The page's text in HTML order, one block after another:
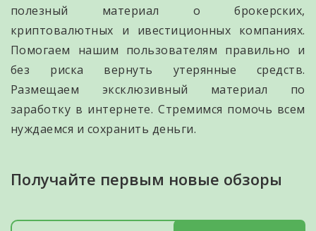
полезный материал о брокерских,
криптовалютных и ивестиционных компаниях.
Помогаем нашим пользователям правильно и
без риска вернуть утерянные средств.
Размещаем эксклюзивный материал по
заработку в интернете. Стремимся помочь всем
нуждаемся и сохранить деньги.
Получайте первым новые обзоры